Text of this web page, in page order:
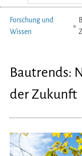
überspringen
Forschung und
Wissen
Bautrends:
der Zukunft